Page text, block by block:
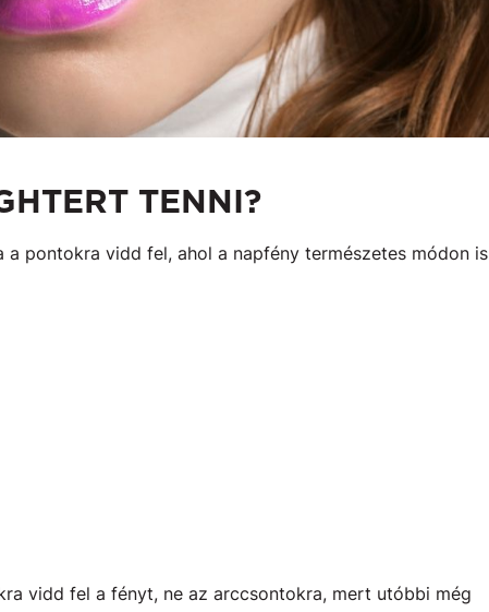
TENNI?
pontokra vidd fel, ahol a napfény természetes módon is
vidd fel a fényt, ne az arccsontokra, mert utóbbi még